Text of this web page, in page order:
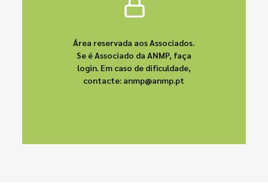
Área reservada aos Associados.
Se é Associado da ANMP, faça
login. Em caso de dificuldade,
contacte: anmp@anmp.pt